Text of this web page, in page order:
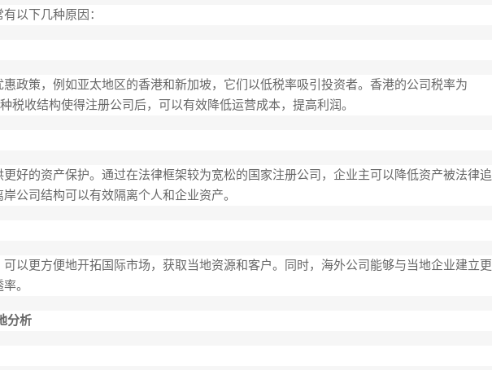
有以下几种原因：
政策，例如亚太地区的香港和新加坡，它们以低税率吸引投资者。香港的公司税率为
税收结构使得注册公司后，可以有效降低运营成本，提高利润。
好的资产保护。通过在法律框架较为宽松的国家注册公司，企业主可以降低资产被法律追
公司结构可以有效隔离个人和企业资产。
以更方便地开拓国际市场，获取当地资源和客户。同时，海外公司能够与当地企业建立更
。
分析